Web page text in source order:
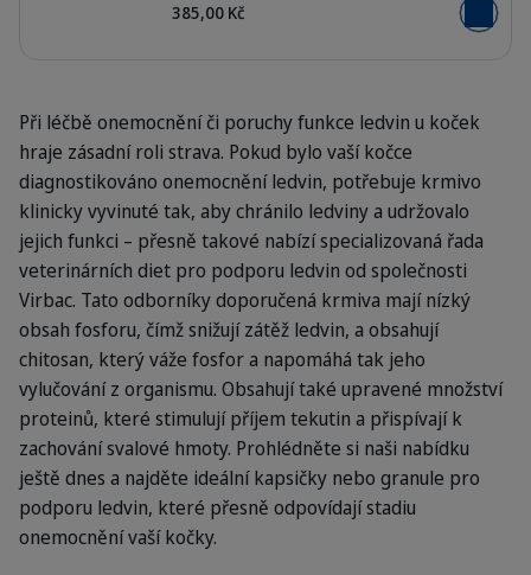
385,00 Kč Přidat
Při léčbě onemocnění či poruchy funkce ledvin u koček
hraje zásadní roli strava. Pokud bylo vaší kočce
diagnostikováno onemocnění ledvin, potřebuje krmivo
klinicky vyvinuté tak, aby chránilo ledviny a udržovalo
jejich funkci – přesně takové nabízí specializovaná řada
veterinárních diet pro podporu ledvin od společnosti
Virbac. Tato odborníky doporučená krmiva mají nízký
obsah fosforu, čímž snižují zátěž ledvin, a obsahují
chitosan, který váže fosfor a napomáhá tak jeho
vylučování z organismu. Obsahují také upravené množství
proteinů, které stimulují příjem tekutin a přispívají k
zachování svalové hmoty. Prohlédněte si naši nabídku
ještě dnes a najděte ideální kapsičky nebo granule pro
podporu ledvin, které přesně odpovídají stadiu
onemocnění vaší kočky.